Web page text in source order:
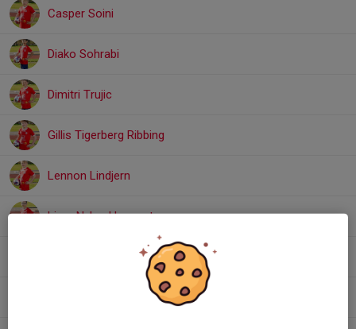
Casper Soini
Diako Sohrabi
Dimitri Trujic
Gillis Tigerberg Ribbing
Lennon Lindjern
Liam Nylund Lyppert